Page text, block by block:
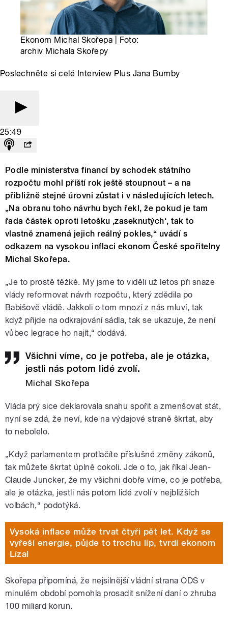
Ekonom Michal Skořepa | Foto:
archiv Michala Skořepy
Poslechněte si celé Interview Plus Jana Bumby
25:49
Podle ministerstva financí by schodek státního
rozpočtu mohl příští rok ještě stoupnout – a na
přibližně stejné úrovni zůstat i v následujících letech.
„Na obranu toho návrhu bych řekl, že pokud je tam
řada částek oproti letošku ,zaseknutých‘, tak to
vlastně znamená jejich reálný pokles,“ uvádí s
odkazem na vysokou inflaci ekonom České spořitelny
Michal Skořepa.
„Je to prostě těžké. My jsme to viděli už letos při snaze
vlády reformovat návrh rozpočtu, který zdědila po
Babišově vládě. Jakkoli o tom mnozí z nás mluví, tak
když přijde na odkrajování sádla, tak se ukazuje, že není
vůbec legrace ho najít,“ dodává.
Všichni víme, co je potřeba, ale je otázka,
jestli nás potom lidé zvolí.
Michal Skořepa
Vláda prý sice deklarovala snahu spořit a zmenšovat stát,
nyní se zdá, že neví, kde na výdajové straně škrtat, aby
to nebolelo.
„Když parlamentem protlačíte příslušné změny zákonů,
tak můžete škrtat úplně cokoli. Jde o to, jak říkal Jean-
Claude Juncker, že my všichni dobře víme, co je potřeba,
ale je otázka, jestli nás potom lidé zvolí v nejbližších
volbách,“ podotýká.
Vysoká inflace může trvat čtyři pět let. Když se
vyřeší energie, půjde to trochu líp, tvrdí ekonom
Lízal
Skořepa připomíná, že nejsilnější vládní strana ODS v
minulém období pomohla prosadit snížení daní o zhruba
100 miliard korun.